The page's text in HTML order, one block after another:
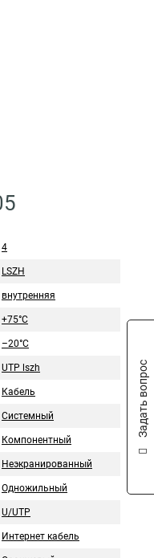
4
LSZH
внутренняя
+75°C
–20°C
UTP lszh
Кабель
Системный
Компонентный
Неэкранированный
Одножильный
U/UTP
Интернет кабель
Задать вопрос